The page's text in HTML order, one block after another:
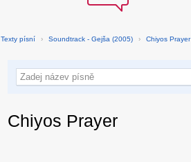
Texty písní › Soundtrack - Gejša (2005) › Chiyos Prayer
Chiyos Prayer